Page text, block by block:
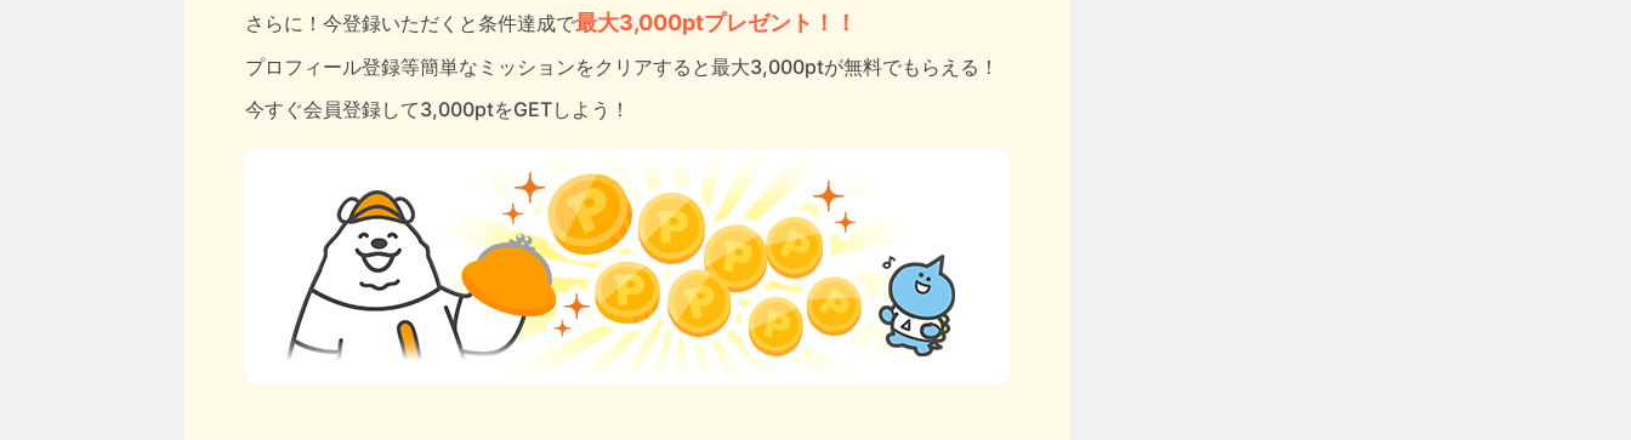
さらに！今登録いただくと条件達成で最大3,000ptプレゼント！！
プロフィール登録等簡単なミッションをクリアすると最大3,000ptが無料でもらえる！
今すぐ会員登録して3,000ptをGETしよう！